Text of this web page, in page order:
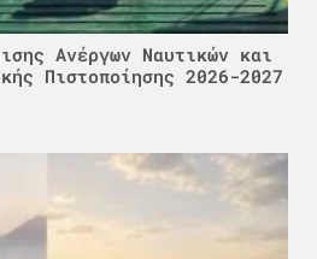
Ανέργων Ναυτικών και
Πιστοποίησης 2026-2027